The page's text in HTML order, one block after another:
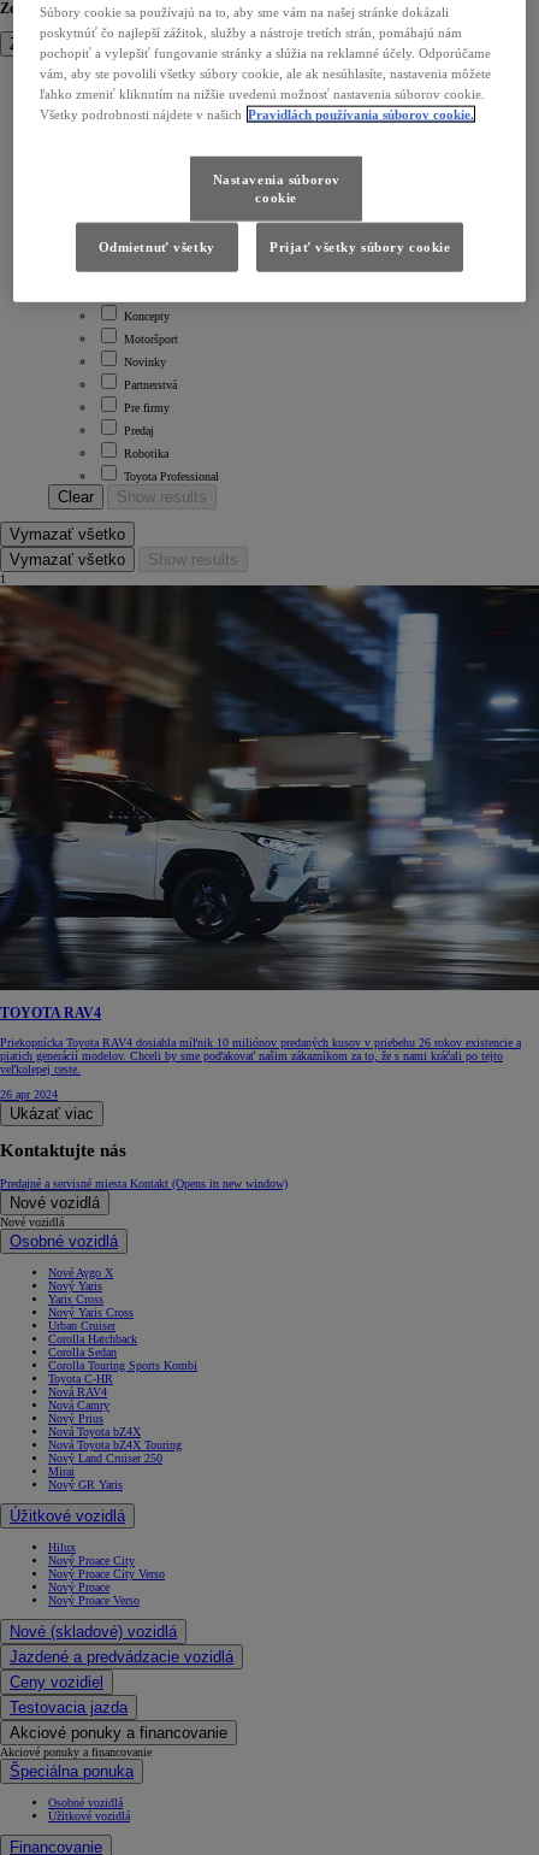
Zoradiť podľa
Zatvoriť
Zoradiť podľa Clear
Zoradiť podľa
A-Z
Clear
Elektrifikácia
Koncepty
Motoršport
Novinky
Partnerstvá
Pre firmy
Predaj
Robotika
Toyota Professional
Clear Show results
Vymazať všetko
Vymazať všetko
Show results
1
TOYOTA RAV4
Priekopnícka Toyota RAV4 dosiahla míľnik 10 miliónov predaných kusov v priebehu 26 rokov existencie a
piatich generácií modelov. Chceli by sme poďakovať našim zákazníkom za to, že s nami kráčali po tejto
veľkolepej ceste.
26 apr 2024
Ukázať viac
Kontaktujte nás
Predajné a servisné miesta Kontakt (Opens in new window)
Nové vozidlá
Nové vozidlá
Osobné vozidlá
Nové Aygo X
Nový Yaris
Yaris Cross
Nový Yaris Cross
Urban Cruiser
Corolla Hatchback
Corolla Sedan
Corolla Touring Sports Kombi
Toyota C-HR
Nová RAV4
Nová Camry
Nový Prius
Nová Toyota bZ4X
Nová Toyota bZ4X Touring
Nový Land Cruiser 250
Mirai
Nový GR Yaris
Úžitkové vozidlá
Hilux
Nový Proace City
Nový Proace City Verso
Nový Proace
Nový Proace Verso
Nové (skladové) vozidlá
Jazdené a predvádzacie vozidlá
Ceny vozidiel
Testovacia jazda
Akciové ponuky a financovanie
Akciové ponuky a financovanie
Špeciálna ponuka
Osobné vozidlá
Úžitkové vozidlá
Financovanie
Súbory cookie sa používajú na to, aby sme vám na našej stránke dokázali
poskytnúť čo najlepší zážitok, služby a nástroje tretích strán, pomáhajú nám
pochopiť a vylepšiť fungovanie stránky a slúžia na reklamné účely. Odporúčame
vám, aby ste povolili všetky súbory cookie, ale ak nesúhlasíte, nastavenia môžete
ľahko zmeniť kliknutím na nižšie uvedenú možnosť nastavenia súborov cookie.
Všetky podrobnosti nájdete v našich Pravidlách používania súborov cookie.
Nastavenia súborov
cookie
Odmietnuť všetky Prijať všetky súbory cookie